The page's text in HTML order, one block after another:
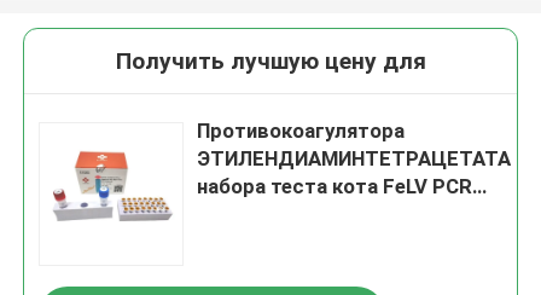
Получить лучшую цену для
Противокоагулятора
ЭТИЛЕНДИАМИНТЕТРАЦЕТАТА
набора теста кота FeLV PCR